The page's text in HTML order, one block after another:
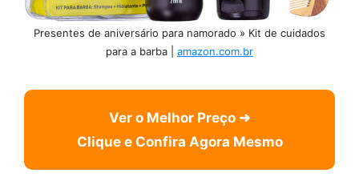
Presentes de aniversário para namorado » Kit de cuidados
para a barba | amazon.com.br
Ver o Melhor Preço ➜
Clique e Confira Agora Mesmo